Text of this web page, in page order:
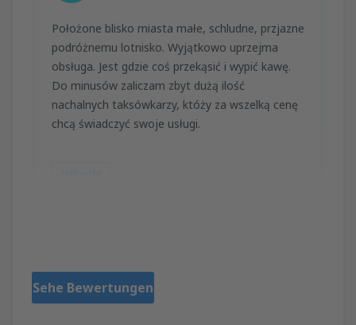
Położone blisko miasta małe, schludne, przjazne
podróżnemu lotnisko. Wyjątkowo uprzejma
obsługa. Jest gdzie coś przekąsić i wypić kawę.
Do minusów zaliczam zbyt dużą ilość
nachalnych taksówkarzy, któży za wszelką cenę
chcą świadczyć swoje usługi.
Sehe Bewertungen